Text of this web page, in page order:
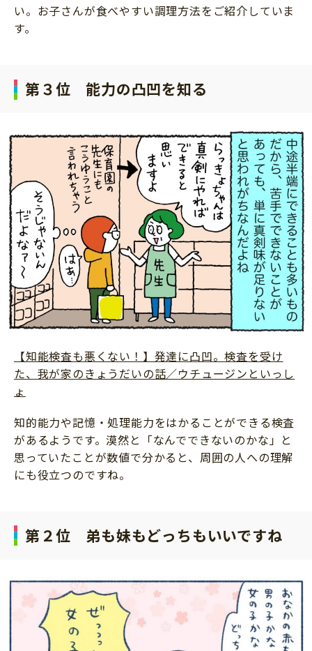
い。お子さんが食べやすい調理方法をご紹介していま
す。
第３位 能力の凸凹を知る
【知能検査も悪くない！】発達に凸凹。検査を受け
た、我が家のきょうだいの話／ウチュージンといっし
ょ
知的能力や記憶・処理能力をはかることができる検査
があるようです。漠然と「なんでできないのかな」と
思っていたことが数値で分かると、周囲の人への理解
にも役立つのですね。
第２位 弟も妹もどっちもいいですね